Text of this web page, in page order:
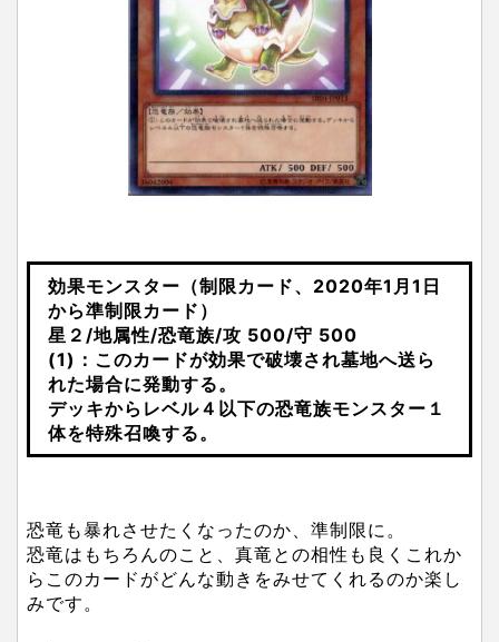
効果モンスター（制限カード、2020年1月1日
から準制限カード）
星２/地属性/恐竜族/攻 500/守 500
(1)：このカードが効果で破壊され墓地へ送ら
れた場合に発動する。
デッキからレベル４以下の恐竜族モンスター１
体を特殊召喚する。
恐竜も暴れさせたくなったのか、準制限に。
恐竜はもちろんのこと、真竜との相性も良くこれか
らこのカードがどんな動きをみせてくれるのか楽し
みです。